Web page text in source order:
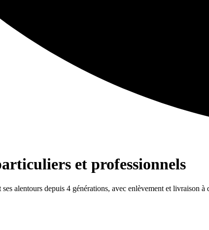
et professionnels
alentours depuis 4 générations, avec enlèvement et livraison